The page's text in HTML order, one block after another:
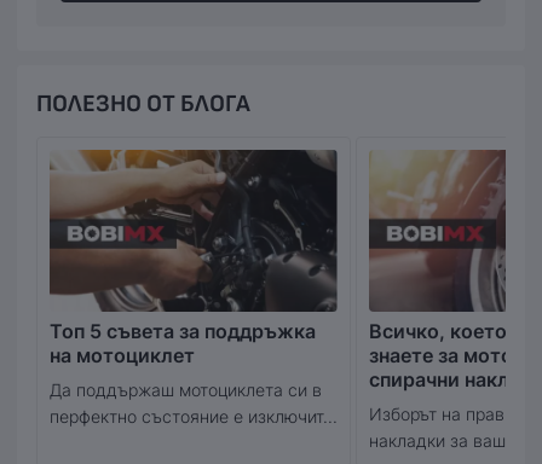
ПОЛЕЗНО ОТ БЛОГА
Топ 5 съвета за поддръжка
на мотоциклет
Да поддържаш мотоциклета си в
перфектно състояние е изключит...
Всичко, което
знаете за
спирачни
Изборът на
накладки за вашия